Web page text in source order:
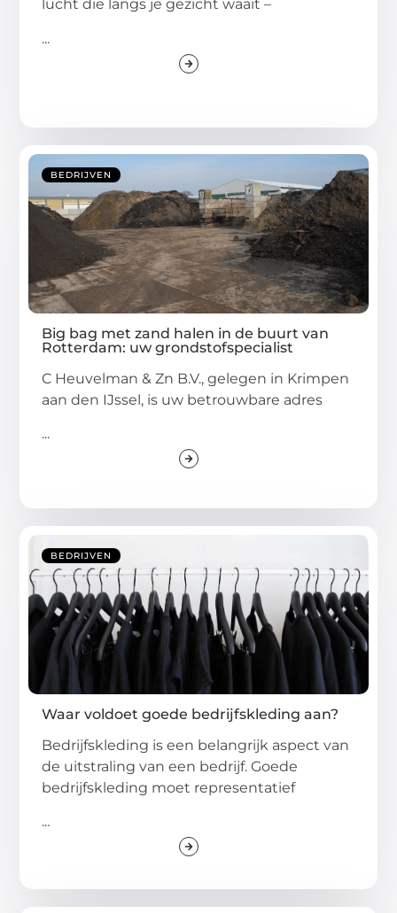
lucht die langs je gezicht waait –
...
BEDRIJVEN
Big bag met zand halen in de buurt van
Rotterdam: uw grondstofspecialist
C Heuvelman & Zn B.V., gelegen in Krimpen
aan den IJssel, is uw betrouwbare adres
...
BEDRIJVEN
Waar voldoet goede bedrijfskleding aan?
Bedrijfskleding is een belangrijk aspect van
de uitstraling van een bedrijf. Goede
bedrijfskleding moet representatief
...